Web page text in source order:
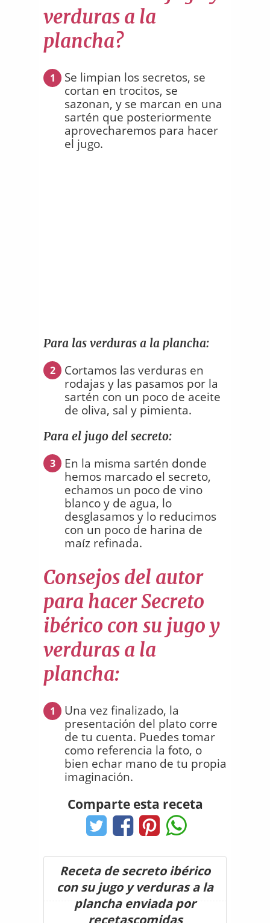
verduras a la
plancha?
1
Se limpian los secretos, se
cortan en trocitos, se
sazonan, y se marcan en una
sartén que posteriormente
aprovecharemos para hacer
el jugo.
Para las verduras a la plancha:
2
Cortamos las verduras en
rodajas y las pasamos por la
sartén con un poco de aceite
de oliva, sal y pimienta.
Para el jugo del secreto:
3
En la misma sartén donde
hemos marcado el secreto,
echamos un poco de vino
blanco y de agua, lo
desglasamos y lo reducimos
con un poco de harina de
maíz refinada.
Consejos del autor
para hacer Secreto
ibérico con su jugo y
verduras a la
plancha:
1
Una vez finalizado, la
presentación del plato corre
de tu cuenta. Puedes tomar
como referencia la foto, o
bien echar mano de tu propia
imaginación.
Comparte esta receta
Receta de secreto ibérico
con su jugo y verduras a la
plancha enviada por